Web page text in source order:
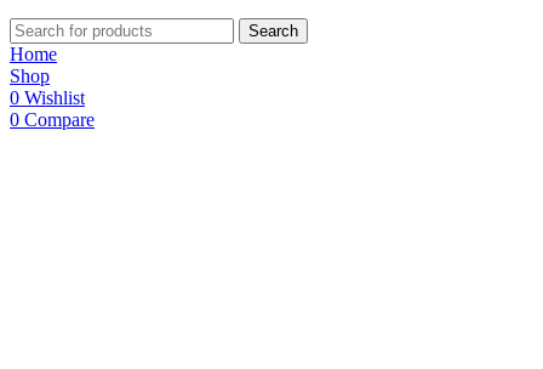
Search
Home
Shop
0 Wishlist
0 Compare